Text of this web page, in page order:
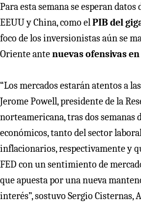
Para esta semana se esperan datos
EEUU y China, como elPIB del
foco de los inversionistas aún se
Oriente antenuevas ofensivas
“Los mercados estarán atentos a
Jerome Powell, presidente de la
norteamericana, tras dos semanas
económicos, tanto del sector
inflacionarios, respectivamente y
FED con un sentimiento de
que apuesta por una nueva
interés”, sostuvo Sergio Cisternas,